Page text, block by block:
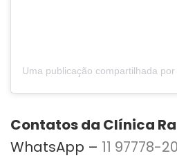
Contatos da Clínica
WhatsApp – 11 97778-